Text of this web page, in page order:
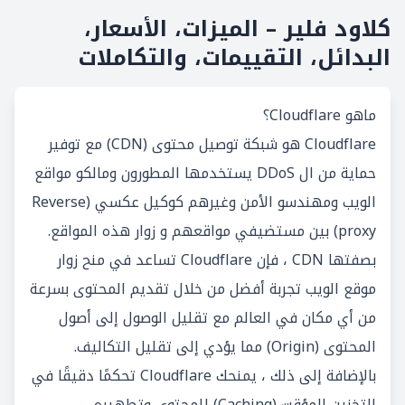
كلاود فلير – الميزات، الأسعار،
البدائل، التقييمات، والتكاملات
ماهو Cloudflare؟
Cloudflare هو شبكة توصيل محتوى (CDN) مع توفير
حماية من ال DDoS يستخدمها المطورون ومالكو مواقع
الويب ومهندسو الأمن وغيرهم كوكيل عكسي (Reverse
proxy) بين مستضيفي مواقعهم و زوار هذه المواقع.
بصفتها CDN ، فإن Cloudflare تساعد في منح زوار
موقع الويب تجربة أفضل من خلال تقديم المحتوى بسرعة
من أي مكان في العالم مع تقليل الوصول إلى أصول
المحتوى (Origin) مما يؤدي إلى تقليل التكاليف.
بالإضافة إلى ذلك ، يمنحك Cloudflare تحكمًا دقيقًا في